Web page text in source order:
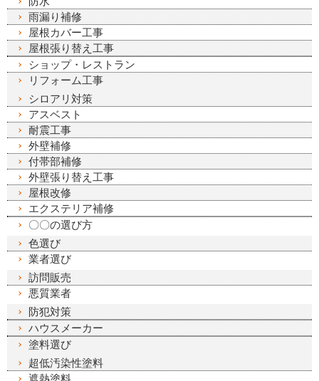
雨漏り補修
屋根カバー工事
屋根張り替え工事
ショップ・レストラン
リフォーム工事
シロアリ対策
アスベスト
耐震工事
外壁補修
付帯部補修
外壁張り替え工事
屋根改修
エクステリア補修
〇〇の選び方
色選び
業者選び
訪問販売
悪質業者
防犯対策
ハウスメーカー
塗料選び
超低汚染性塗料
遮熱塗料